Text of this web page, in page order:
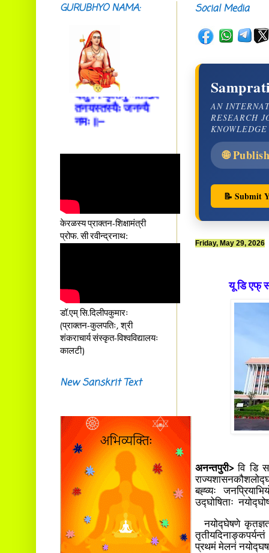
Social Media
AN
RESEARCH
🌐
📝 Submit
Friday, May 29, 2026
यू डि एफ्
अनन्तपुरी>वि डि
बह्व्यः
उद्घोषिताः
नयोद्घेषणे
प्रथमं मेलनं
GURUBHYO NAMA:
आस्तां तावदियं
नैरुच्यं तनुशोषणं मलमयी
शय्या च सांवत्सरी ।
एकस्यापि न गर्भ-भार-भरण-
क्लेशस्य यस्याः क्षमो
दातुं निष्कृतिमुन्नतोऽपि
तनयस्तस्यैः जनन्यै
नमः॥–
केरळस्य प्राक्तन-शिक्षामंत्री
प्रोफ. सी रवीन्द्रनाथ:
डॉ.एम् सि.दिलीपकुमारः
(प्राक्तन-कुलपतिः, श्री
शंकराचार्य संस्कृत-विश्वविद्यालयः
कालटी)
New Sanskrit Text